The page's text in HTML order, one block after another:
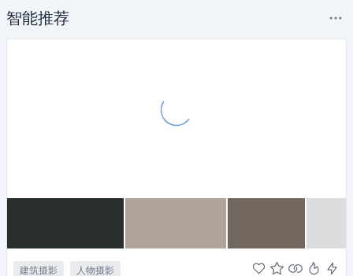
智能推荐
建筑摄影 人物摄影